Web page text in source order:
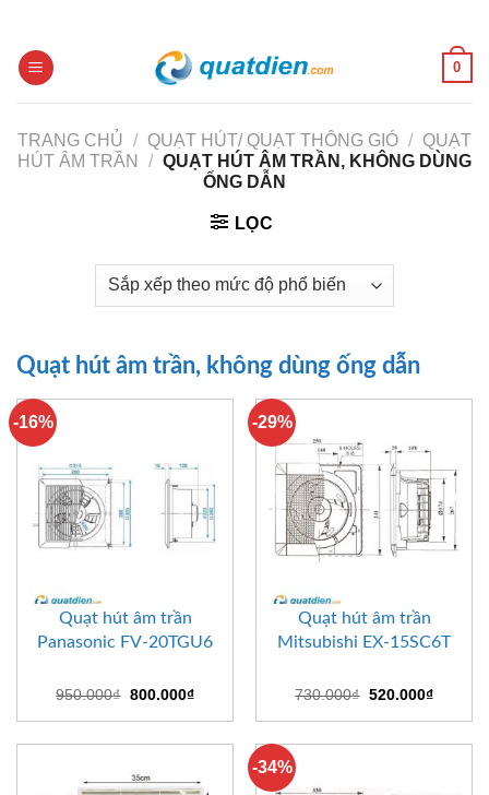
content
0
TRANG CHỦ / QUẠT HÚT/ QUẠT THÔNG GIÓ /
QUẠT
HÚT ÂM TRẦN
/ QUẠT HÚT ÂM TRẦN, KHÔNG DÙNG
ỐNG DẪN
LỌC
Quạt hút âm trần, không dùng ống dẫn
-16%
Quạt hút âm trần
Panasonic FV-20TGU6
950.000₫ Giá
là:
800.000₫Giá
tại
800.000₫.
-29%
Quạt hút âm trần
Mitsubishi EX-15SC6T
730.000₫ Giá
là:
520.000₫Giá
tại
-34%